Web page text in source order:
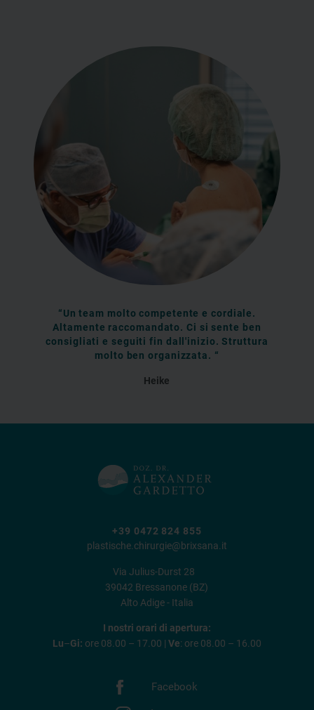
“Un team molto competente e cordiale.
Altamente raccomandato. Ci si sente ben
consigliati e seguiti fin dall'inizio. Struttura
molto ben organizzata. “
Heike
Facebook
+39 0472 824 855
plastische.chirurgie@brixsana.it
Via Julius-Durst 28
39042 Bressanone (BZ)
Alto Adige - Italia
I nostri orari di apertura:
Lu–Gi: ore 08.00 – 17.00 | Ve: ore 08.00 – 16.00